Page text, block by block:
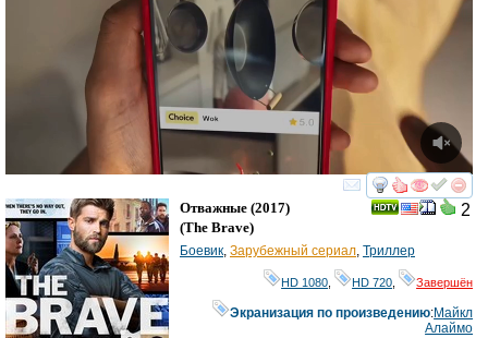
смотреть
2
Отважные (2017)
(The Brave)
Боевик, Зарубежный сериал, Триллер
HD 1080, HD 720, Завершён
Экранизация по произведению:Майкл
Алаймо